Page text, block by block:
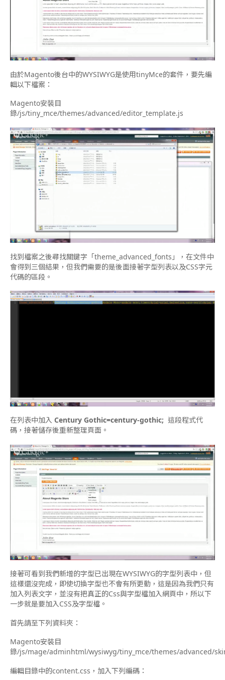
由於Magento後台中的WYSIWYG是使用tinyMce的套件，要先編
輯以下檔案：
Magento安裝目
錄/js/tiny_mce/themes/advanced/editor_template.js
找到檔案之後尋找關鍵字「theme_advanced_fonts」，在文件中
會得到三個結果，但我們需要的是後面接著字型列表以及CSS字元
代碼的區段。
在列表中加入 Century Gothic=century-gothic; 這段程式代
碼，接著儲存後重新整理頁面。
接著可看到我們新增的字型已出現在WYSIWYG的字型列表中，但
這樣還沒完成，即使切換字型也不會有所更動，這是因為我們只有
加入列表文字，並沒有把真正的Css與字型檔加入網頁中，所以下
一步就是要加入CSS及字型檔。
首先請至下列資料夾：
Magento安裝目
錄/js/mage/adminhtml/wysiwyg/tiny_mce/themes/advanced/
編輯目錄中的content.css，加入下列編碼：